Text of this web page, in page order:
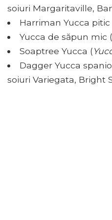
soiuri Margaritaville,
Harriman Yucca pitic
Yucca de săpun mic (
Soaptree Yucca (
Dagger Yucca
soiuri Variegata, Bright